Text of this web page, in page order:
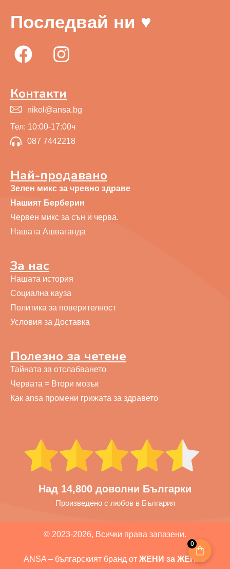
Последвай ни ♥
Контакти
nikol@ansa.bg
Тел: 10:00-17:00ч
087 7442218
Най-продавано
Зелен микс за чревно здраве
Нашият Берберин
Червен микс за сън и черва.
Нашата Ашваганда
За нас
Нашата история
Социална кауза
Политика за поверителност
Условия за Доставка
Полезно за четене
Тайната за отслабването
Червата = Втори мозък
Как ansa промени грижата за здравето
Над 14,800 доволни Българки
Произведено с любов в България
© 2023-2026, Всички права запазени.
ANSA – българският бранд от ЖЕНИ за ЖЕНИ .
0